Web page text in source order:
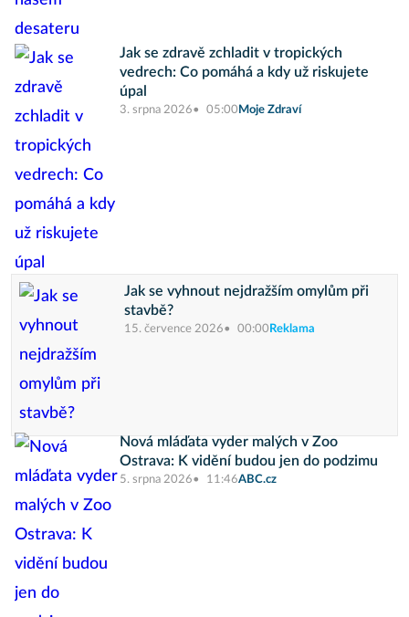
Jak se zdravě zchladit v tropických
vedrech: Co pomáhá a kdy už riskujete
úpal
3. srpna 2026 05:00 Moje Zdraví
Jak se vyhnout nejdražším omylům při
stavbě?
15. července 2026 00:00 Reklama
Nová mláďata vyder malých v Zoo
Ostrava: K vidění budou jen do podzimu
5. srpna 2026 11:46ABC.cz